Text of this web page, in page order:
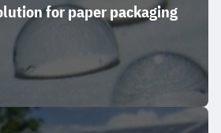
for paper packaging